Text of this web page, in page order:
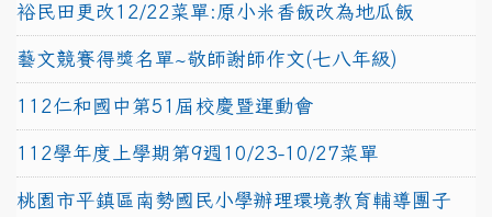
裕民田更改12/22菜單:原小米香飯改為地瓜飯
藝文競賽得獎名單~敬師謝師作文(七八年級)
112仁和國中第51屆校慶暨運動會
112學年度上學期第9週10/23-10/27菜單
桃園市平鎮區南勢國民小學辦理環境教育輔導團子